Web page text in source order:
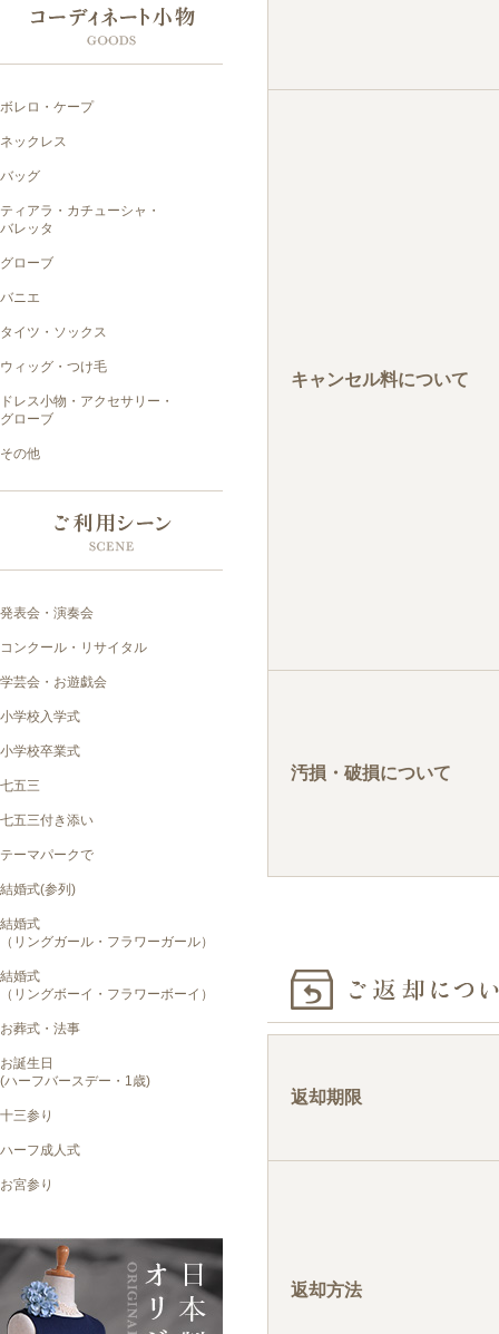
キャンセル料について
汚損・破損について
返却期限
返却方法